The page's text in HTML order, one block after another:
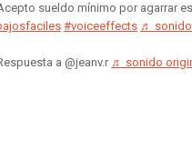
sueldo mínimo por agarrar
#voiceeffects ♬ sonido
a @jeanv.r♬ sonido